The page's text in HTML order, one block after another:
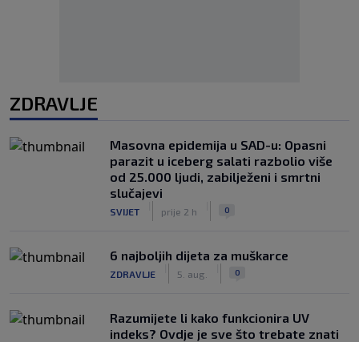
ZDRAVLJE
Masovna epidemija u SAD-u: Opasni
parazit u iceberg salati razbolio više
od 25.000 ljudi, zabilježeni i smrtni
slučajevi
SVIJET prije 2 h 0
6 najboljih dijeta za muškarce
ZDRAVLJE 5. aug. 0
Razumijete li kako funkcionira UV
indeks? Ovdje je sve što trebate znati